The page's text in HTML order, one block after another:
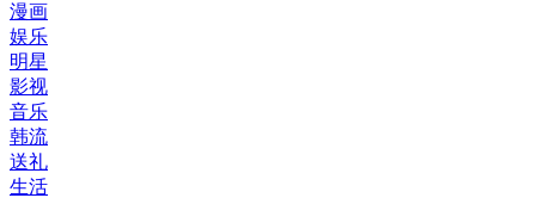
漫画
娱乐
明星
影视
音乐
韩流
送礼
生活